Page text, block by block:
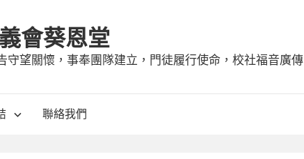
會葵恩堂
守望關懷，事奉團隊建立，門徒履行使命，校社福音廣傳
聯絡我們